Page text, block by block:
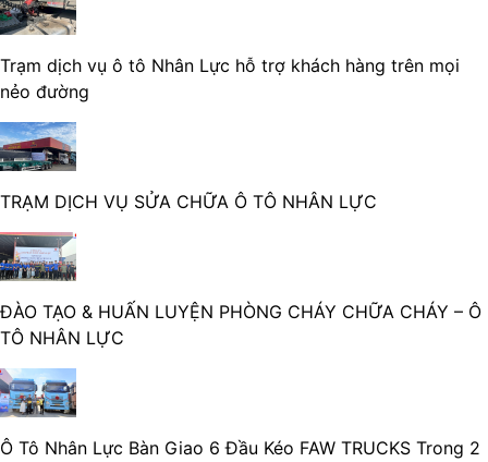
Trạm dịch vụ ô tô Nhân Lực hỗ trợ khách hàng trên mọi
nẻo đường
TRẠM DỊCH VỤ SỬA CHỮA Ô TÔ NHÂN LỰC
ĐÀO TẠO & HUẤN LUYỆN PHÒNG CHÁY CHỮA CHÁY – Ô
TÔ NHÂN LỰC
Ô Tô Nhân Lực Bàn Giao 6 Đầu Kéo FAW TRUCKS Trong 2